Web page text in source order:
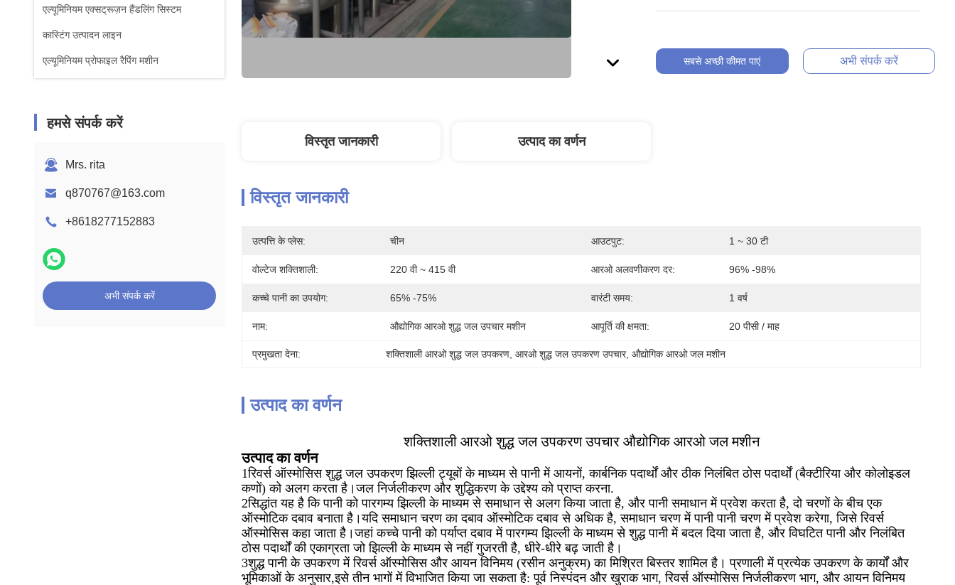
एल्यूमिनियम एक्सट्रूज़न हैंडलिंग सिस्टम
कास्टिंग उत्पादन लाइन
एल्यूमिनियम प्रोफाइल रैपिंग मशीन
हमसे संपर्क करें
Mrs. rita
q870767@163.com
+8618277152883
अभी संपर्क करें
सबसे अच्छी कीमत पाएं अभी संपर्क करें
विस्तृत जानकारी उत्पाद का वर्णन
विस्तृत जानकारी
उत्पत्ति के प्लेस: चीन आउटपुट: 1 ~ 30 टी
वोल्टेज शक्तिशाली: 220 वी ~ 415 वी आरओ अलवणीकरण दर: 96% -98%
कच्चे पानी का उपयोग: 65% -75% वारंटी समय: 1 वर्ष
नाम: औद्योगिक आरओ शुद्ध जल उपचार मशीन आपूर्ति की क्षमता: 20 पीसी / माह
प्रमुखता देना: शक्तिशाली आरओ शुद्ध जल उपकरण , आरओ शुद्ध जल उपकरण उपचार, औद्योगिक आरओ जल मशीन
उत्पाद का वर्णन
शक्तिशाली आरओ शुद्ध जल उपकरण उपचार औद्योगिक आरओ जल मशीन
उत्पाद का वर्णन
1रिवर्स ऑस्मोसिस शुद्ध जल उपकरण झिल्ली ट्यूबों के माध्यम से पानी में आयनों, कार्बनिक पदार्थों और ठीक निलंबित ठोस पदार्थों (बैक्टीरिया और कोलोइडल
कणों) को अलग करता है।जल निर्जलीकरण और शुद्धिकरण के उद्देश्य को प्राप्त करना.
2सिद्धांत यह है कि पानी को पारगम्य झिल्ली के माध्यम से समाधान से अलग किया जाता है, और पानी समाधान में प्रवेश करता है, दो चरणों के बीच एक
ऑस्मोटिक दबाव बनाता है।यदि समाधान चरण का दबाव ऑस्मोटिक दबाव से अधिक है, समाधान चरण में पानी पानी चरण में प्रवेश करेगा, जिसे रिवर्स
ऑस्मोसिस कहा जाता है।जहां कच्चे पानी को पर्याप्त दबाव में पारगम्य झिल्ली के माध्यम से शुद्ध पानी में बदल दिया जाता है, और विघटित पानी और निलंबित
ठोस पदार्थों की एकाग्रता जो झिल्ली के माध्यम से नहीं गुजरती है, धीरे-धीरे बढ़ जाती है।
3शुद्ध पानी के उपकरण में रिवर्स ऑस्मोसिस और आयन विनिमय (रसीन अनुक्रम) का मिश्रित बिस्तर शामिल है। प्रणाली में प्रत्येक उपकरण के कार्यों और
भूमिकाओं के अनुसार,इसे तीन भागों में विभाजित किया जा सकता है: पूर्व निस्पंदन और खुराक भाग, रिवर्स ऑस्मोसिस निर्जलीकरण भाग, और आयन विनिमय